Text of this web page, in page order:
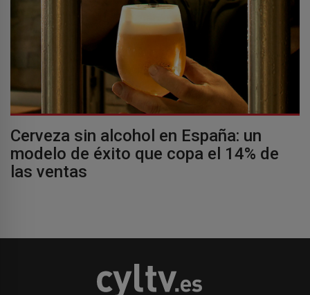
Cerveza sin alcohol en España: un
modelo de éxito que copa el 14% de
las ventas